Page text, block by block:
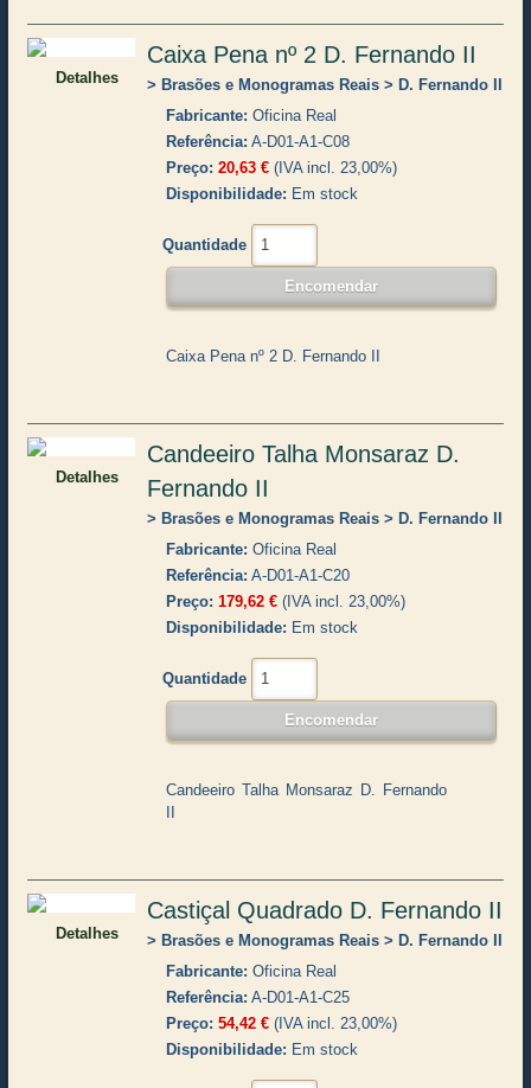
Detalhes
Caixa Pena nº 2 D. Fernando II
Brasões e Monogramas Reais
D. Fernando II
Fabricante Oficina Real
Referência A-D01-A1-C08
Preço 20,63 €(IVA incl. 23,00%)
Disponibilidade
Em stock
Quantidade
Caixa Pena nº 2 D. Fernando II
Detalhes
Candeeiro Talha Monsaraz D.
Fernando II
Brasões e Monogramas Reais
D. Fernando II
Fabricante Oficina Real
Referência A-D01-A1-C20
Preço 179,62 €(IVA incl. 23,00%)
Disponibilidade
Em stock
Quantidade
Candeeiro Talha Monsaraz D. Fernando
Detalhes
Castiçal Quadrado D. Fernando II
Brasões e Monogramas Reais
D. Fernando II
Fabricante Oficina Real
Referência A-D01-A1-C25
Preço 54,42 €(IVA incl. 23,00%)
Disponibilidade
Em stock